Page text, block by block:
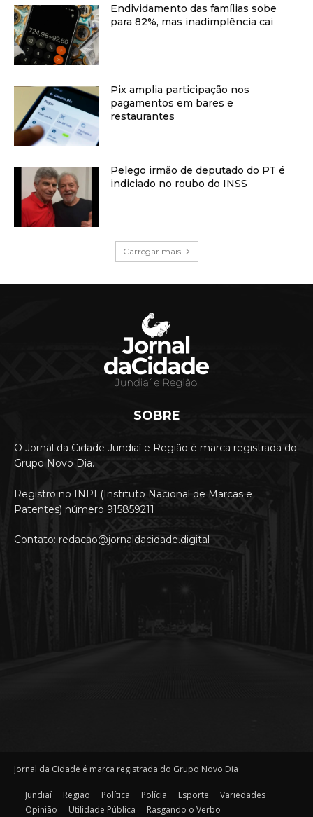
Endividamento das famílias sobe
para 82%, mas inadimplência cai
Pix amplia participação nos
pagamentos em bares e
restaurantes
Pelego irmão de deputado do PT é
indiciado no roubo do INSS
Carregar mais
SOBRE
O Jornal da Cidade Jundiaí e Região é marca registrada do
Grupo Novo Dia.
Registro no INPI (Instituto Nacional de Marcas e
Patentes) número 915859211
Contato: redacao@jornaldacidade.digital
Jornal da Cidade é marca registrada do Grupo Novo Dia
Jundiaí Região Política Polícia Esporte
Variedades
Opinião
Utilidade Pública Rasgando o Verbo